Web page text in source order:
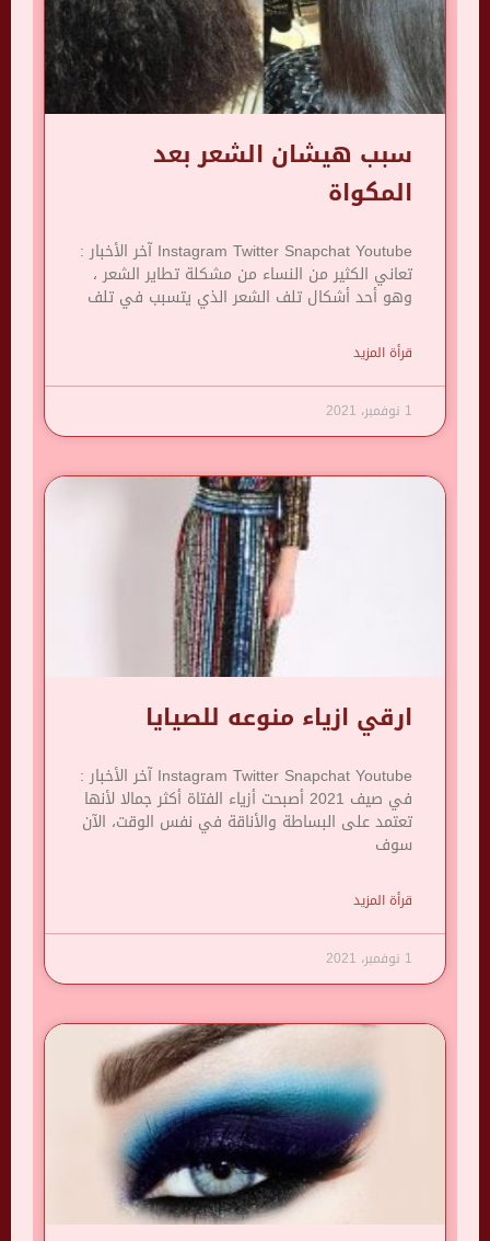
سبب هيشان الشعر بعد
المكواة
Instagram Twitter Snapchat Youtube آخر الأخبار :
تعاني الكثير من النساء من مشكلة تطاير الشعر ،
وهو أحد أشكال تلف الشعر الذي يتسبب في تلف
قرأة المزيد
1 نوفمبر، 2021
ارقي ازياء منوعه للصيايا
Instagram Twitter Snapchat Youtube آخر الأخبار :
في صيف 2021 أصبحت أزياء الفتاة أكثر جمالا لأنها
تعتمد على البساطة والأناقة في نفس الوقت، الآن
سوف
قرأة المزيد
1 نوفمبر، 2021